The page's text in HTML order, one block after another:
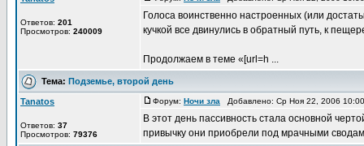
Ответов: 201
Просмотров: 240009
Голоса воинственно настроенных (или
кучкой все двинулись в обратный путь, к
Продолжаем в теме «[url=h ...
Тема: Подземье, второй день
Tanatos
Ответов: 37
Просмотров: 79376
Форум: Ночи зла Добавлено: Ср Ноя 22, 2006
В этот день пассивность стала основной
привычку они приобрели под мрачными